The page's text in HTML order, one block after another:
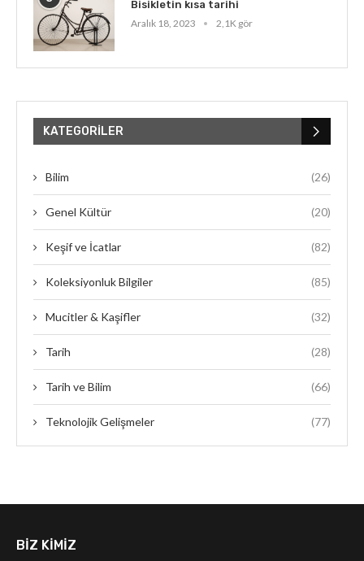
Bisikletin kısa tarihi
Aralık 18, 2023
2,1K gör
KATEGORILER
Bilim (26)
Genel Kültür (20)
Keşif ve İcatlar (82)
Koleksiyonluk Bilgiler (85)
Mucitler & Kaşifler (32)
Tarih (28)
Tarih ve Bilim (66)
Teknolojik Gelişmeler (77)
BIZ KIMIZ